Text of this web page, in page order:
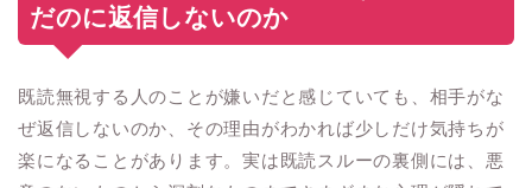
だのに返信しないのか
既読無視する人のことが嫌いだと感じていても、相手がな
ぜ返信しないのか、その理由がわかれば少しだけ気持ちが
楽になることがあります。実は既読スルーの裏側には、悪